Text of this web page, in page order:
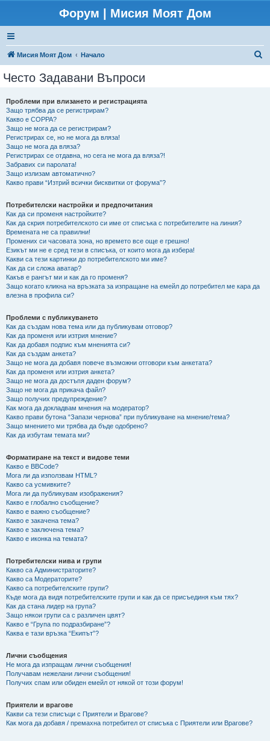
Форум | Мисия Моят Дом
Мисия Моят Дом Начало
Често Задавани Въпроси
Проблеми при влизането и регистрацията
Защо трябва да се регистрирам?
Какво е COPPA?
Защо не мога да се регистрирам?
Регистрирах се, но не мога да вляза!
Защо не мога да вляза?
Регистрирах се отдавна, но сега не мога да вляза?!
Забравих си паролата!
Защо излизам автоматично?
Какво прави “Изтрий всички бисквитки от форума”?
Потребителски настройки и предпочитания
Как да си променя настройките?
Как да скрия потребителското си име от списъка с потребителите на линия?
Времената не са правилни!
Промених си часовата зона, но времето все още е грешно!
Езикът ми не е сред тези в списъка, от които мога да избера!
Какви са тези картинки до потребителското ми име?
Как да си сложа аватар?
Какъв е рангът ми и как да го променя?
Защо когато кликна на връзката за изпращане на емейл до потребител ме кара да
влезна в профила си?
Проблеми с публикуването
Как да създам нова тема или да публикувам отговор?
Как да променя или изтрия мнение?
Как да добавя подпис към мненията си?
Как да създам анкета?
Защо не мога да добавя повече възможни отговори към анкетата?
Как да променя или изтрия анкета?
Защо не мога да достъпя даден форум?
Защо не мога да прикача файл?
Защо получих предупреждение?
Как мога да докладвам мнения на модератор?
Какво прави бутона “Запази чернова” при публикуване на мнение/тема?
Защо мнението ми трябва да бъде одобрено?
Как да избутам темата ми?
Форматиране на текст и видове теми
Какво е BBCode?
Мога ли да използвам HTML?
Какво са усмивките?
Мога ли да публикувам изображения?
Какво е глобално съобщение?
Какво е важно съобщение?
Какво е закачена тема?
Какво е заключена тема?
Какво е иконка на темата?
Потребителски нива и групи
Какво са Администраторите?
Какво са Модераторите?
Какво са потребителските групи?
Къде мога да видя потребителските групи и как да се присъединя към тях?
Как да стана лидер на група?
Защо някои групи са с различен цвят?
Какво е “Група по подразбиране”?
Каква е тази връзка “Екипът”?
Лични съобщения
Не мога да изпращам лични съобщения!
Получавам нежелани лични съобщения!
Получих спам или обиден емейл от някой от този форум!
Приятели и врагове
Какви са тези списъци с Приятели и Врагове?
Как мога да добавя / премахна потребител от списъка с Приятели или Врагове?